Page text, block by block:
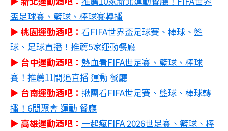
盃足球賽、籃球、棒球賽轉播
▶ 桃園運動酒吧： 看FIFA世界盃足球賽 、 棒球、籃
球、足球直播！推薦5家運動餐廳
▶ 台中運動酒吧： 熱血看FIFA世足賽 、籃球、棒球
賽！推薦11間追直播 運動 餐廳
▶ 台南運動酒吧： 揪團看FIFA世足賽 、籃球、棒球轉
播！6間聚會 運動 餐廳
▶ 高雄運動酒吧： 一起瘋FIFA 2026世足賽 、籃球、棒